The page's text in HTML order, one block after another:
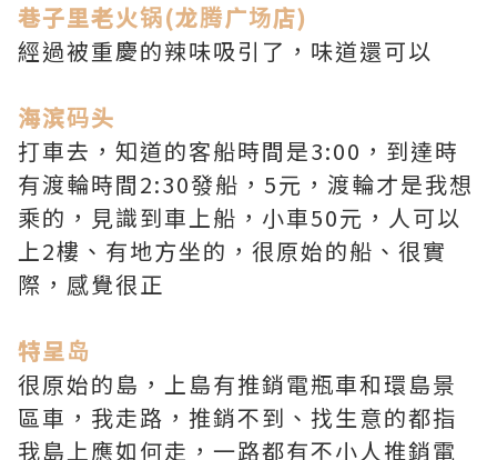
巷子里老火锅(龙腾广场店)
經過被重慶的辣味吸引了，味道還可以
海滨码头
打車去，知道的客船時間是3:00，到達時
有渡輪時間2:30發船，5元，渡輪才是我想
乘的，見識到車上船，小車50元，人可以
上2樓、有地方坐的，很原始的船、很實
際，感覺很正
特呈岛
很原始的島，上島有推銷電瓶車和環島景
區車，我走路，推銷不到、找生意的都指
我島上應如何走，一路都有不小人推銷電